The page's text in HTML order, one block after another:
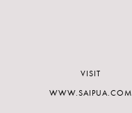
VISIT
WWW.SAIPUA.COM